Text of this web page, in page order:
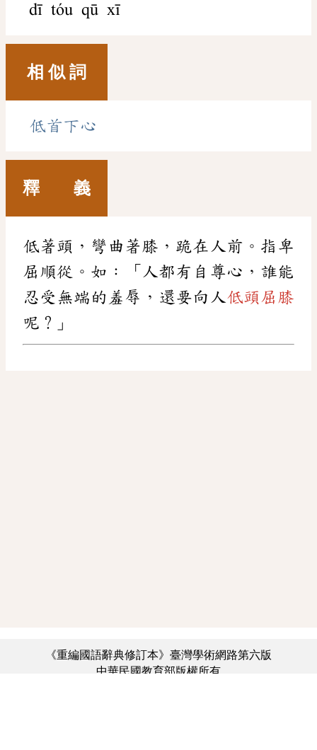
dī tóu qū xī
相 似 詞
低首下心
釋 義
低著頭，彎曲著膝，跪在人前。指卑
屈順從。如：「人都有自尊心，誰能
忍受無端的羞辱，還要向人低頭屈膝
呢？」
《重編國語辭典修訂本》臺灣學術網路第六版
中華民國教育部版權所有